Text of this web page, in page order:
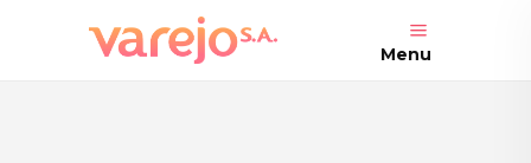
Menu